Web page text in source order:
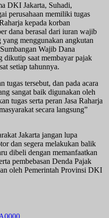
DKI Jakarta, Suhadi,
perusahaan memiliki tugas
kepada korban
dana berasal dari iuran wajib
menggunakan angkutan
Wajib Dana
dikutip saat membayar pajak
setiap tahunnya.
tugas tersebut, dan pada acara
sangat baik digunakan oleh
tugas serta peran Jasa Raharja
secara langsung”
Jakarta jangan lupa
dan segera melakukan balik
dibeli dengan memanfaatkan
pembebasan Denda Pajak
oleh Pemerintah Provinsi DKI